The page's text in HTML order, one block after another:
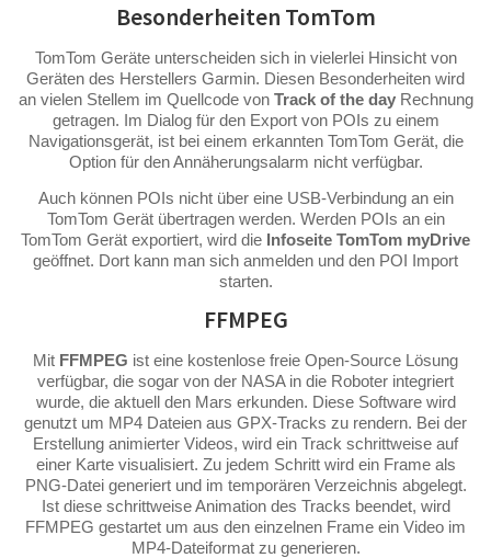
Besonderheiten TomTom
TomTom Geräte unterscheiden sich in vielerlei Hinsicht von
Geräten des Herstellers Garmin. Diesen Besonderheiten wird
an vielen Stellem im Quellcode von Track of the dayRechnung
getragen. Im Dialog für den Export von POIs zu einem
Navigationsgerät, ist bei einem erkannten TomTom Gerät, die
Option für den Annäherungsalarm nicht verfügbar.
Auch können POIs nicht über eine USB-Verbindung an ein
TomTom Gerät übertragen werden. Werden POIs an ein
TomTom Gerät exportiert, wird die Infoseite TomTom myDrive
geöffnet. Dort kann man sich anmelden und den POI Import
starten.
FFMPEG
Mit FFMPEG ist eine kostenlose freie Open-Source Lösung
verfügbar, die sogar von der NASA in die Roboter integriert
wurde, die aktuell den Mars erkunden. Diese Software wird
genutzt um MP4 Dateien aus GPX-Tracks zu rendern. Bei der
Erstellung animierter Videos, wird ein Track schrittweise auf
einer Karte visualisiert. Zu jedem Schritt wird ein Frame als
PNG-Datei generiert und im temporären Verzeichnis abgelegt.
Ist diese schrittweise Animation des Tracks beendet, wird
FFMPEG gestartet um aus den einzelnen Frame ein Video im
MP4-Dateiformat zu generieren.